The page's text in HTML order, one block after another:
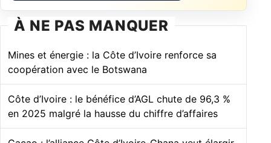
À NE PAS MANQUER
Mines et énergie : la Côte d’Ivoire renforce sa
coopération avec le Botswana
Côte d’Ivoire : le bénéfice d’AGL chute de 96,3 %
en 2025 malgré la hausse du chiffre d’affaires